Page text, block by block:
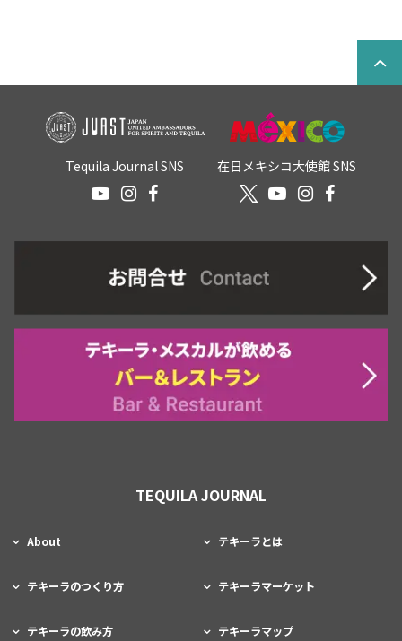
Tequila Journal SNS 在日メキシコ大使館 SNS
TEQUILA JOURNAL
About テキーラとは
テキーラのつくり方 テキーラマーケット
テキーラの飲み方 テキーラマップ